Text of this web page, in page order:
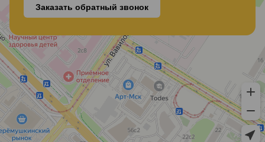
Заказать обратный звонок